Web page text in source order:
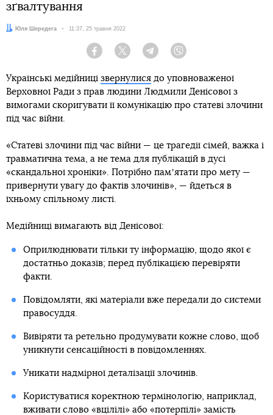
зґвалтування
Автор:Юля Шередега Дата:
11:37, 25 травня 2022
Facebook Twitter Telegram
Українські медійниці звернулися до уповноваженої
Верховної Ради з прав людини Людмили Денісової з
вимогами скоригувати її комунікацію про статеві злочини
під час війни.
«Статеві злочини під час війни — це трагедії сімей, важка і
травматична тема, а не тема для публікацій в дусі
«скандальної хроніки». Потрібно памʼятати про мету —
привернути увагу до фактів злочинів», — йдеться в
їхньому спільному листі.
Медійниці вимагають від Денісової:
Оприлюднювати тільки ту інформацію, щодо якої є
достатньо доказів; перед публікацією перевіряти
факти.
Повідомляти, які матеріали вже передали до системи
правосуддя.
Вивіряти та ретельно продумувати кожне слово, щоб
уникнути сенсаційності в повідомленнях.
Уникати надмірної деталізації злочинів.
Користуватися коректною термінологію, наприклад,
вживати слово «вцілілі» або «потерпілі» замість